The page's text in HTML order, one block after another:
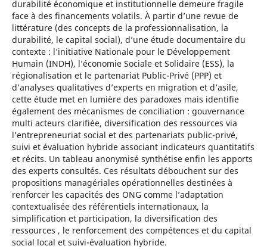
durabilité économique et institutionnelle demeure fragile
face à des financements volatils. À partir d’une revue de
littérature (des concepts de la professionnalisation, la
durabilité, le capital social), d’une étude documentaire du
contexte : l’initiative Nationale pour le Développement
Humain (INDH), l’économie Sociale et Solidaire (ESS), la
régionalisation et le partenariat Public-Privé (PPP) et
d’analyses qualitatives d’experts en migration et d’asile,
cette étude met en lumière des paradoxes mais identifie
également des mécanismes de conciliation : gouvernance
multi acteurs clarifiée, diversification des ressources via
l’entrepreneuriat social et des partenariats public-privé,
suivi et évaluation hybride associant indicateurs quantitatifs
et récits. Un tableau anonymisé synthétise enfin les apports
des experts consultés. Ces résultats débouchent sur des
propositions managériales opérationnelles destinées à
renforcer les capacités des ONG comme l’adaptation
contextualisée des référentiels internationaux, la
simplification et participation, la diversification des
ressources , le renforcement des compétences et du capital
social local et suivi-évaluation hybride.